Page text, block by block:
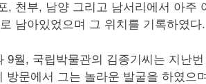
, 천부, 남양 그리고 남서리에서 아주
남아있었으며 그 위치를 기록하였다.
9월, 국립박물관의 김종기씨는 지난
방문에서 그는 놀라운 발굴을 하였으